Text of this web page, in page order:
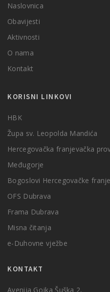
Naslovnica
Obavijesti
Aktivnosti
O nama
Kontakt
KORISNI LINKOVI
HBK
Župa sv. Leopolda Mandića
Hercegovačka franjevačka
Međugorje
Bogoslovi Hercegovačke
OFS Dubrava
Frama Dubrava
Misna čitanja
e-Duhovne vježbe
KONTAKT
Avenija Gojka Šuška 2,